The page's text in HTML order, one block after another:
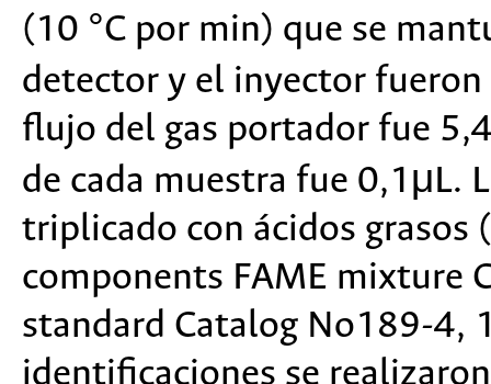
(10 °C por min) que se
detector y el inyector
flujo del gas portador fue
de cada muestra fue 0,1μL.
triplicado con ácidos grasos
components FAME mixture
standard Catalog No189-4,
identificaciones se